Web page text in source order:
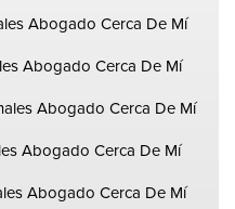
Abogado Cerca De Mí
Abogado Cerca De Mí
Abogado Cerca De Mí
Abogado Cerca De Mí
Abogado Cerca De Mí